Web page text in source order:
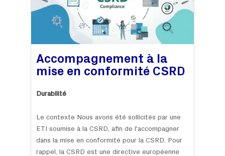
Accompagnement à la
mise en conformité CSRD
Durabilité
Le contexte Nous avons été sollicités par une
ETI soumise à la CSRD, afin de l'accompagner
dans la mise en conformité pour la CSRD. Pour
rappel, la CSRD est une directive européenne